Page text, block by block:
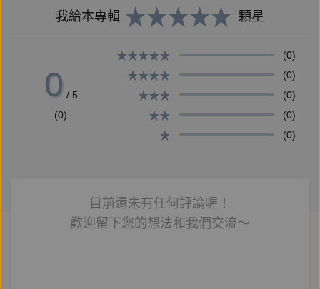
TO THE MOON AND BACK？
【名人推薦】
「屬於次世代的前瞻性詩意。」——唐捐
「二十世紀初期未來主義的2.0。」——鴻鴻
【作者簡介】
我給本專輯 顆星
0 / 5
(0)
(0)
(0)
(0)
(0)
(0)
目前還未有任何評論喔！
歡迎留下您的想法和我們交流～